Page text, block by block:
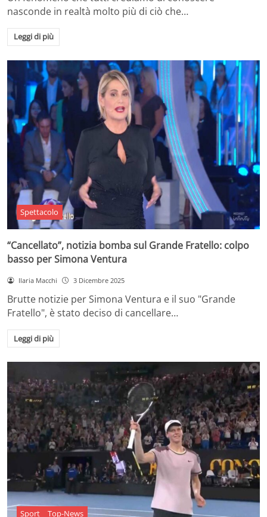
nasconde in realtà molto più di ciò che…
Leggi di più
Spettacolo
“Cancellato”, notizia bomba sul Grande Fratello: colpo
basso per Simona Ventura
Ilaria Macchi 3 Dicembre 2025
Brutte notizie per Simona Ventura e il suo "Grande
Fratello", è stato deciso di cancellare…
Leggi di più
Sport Top-News